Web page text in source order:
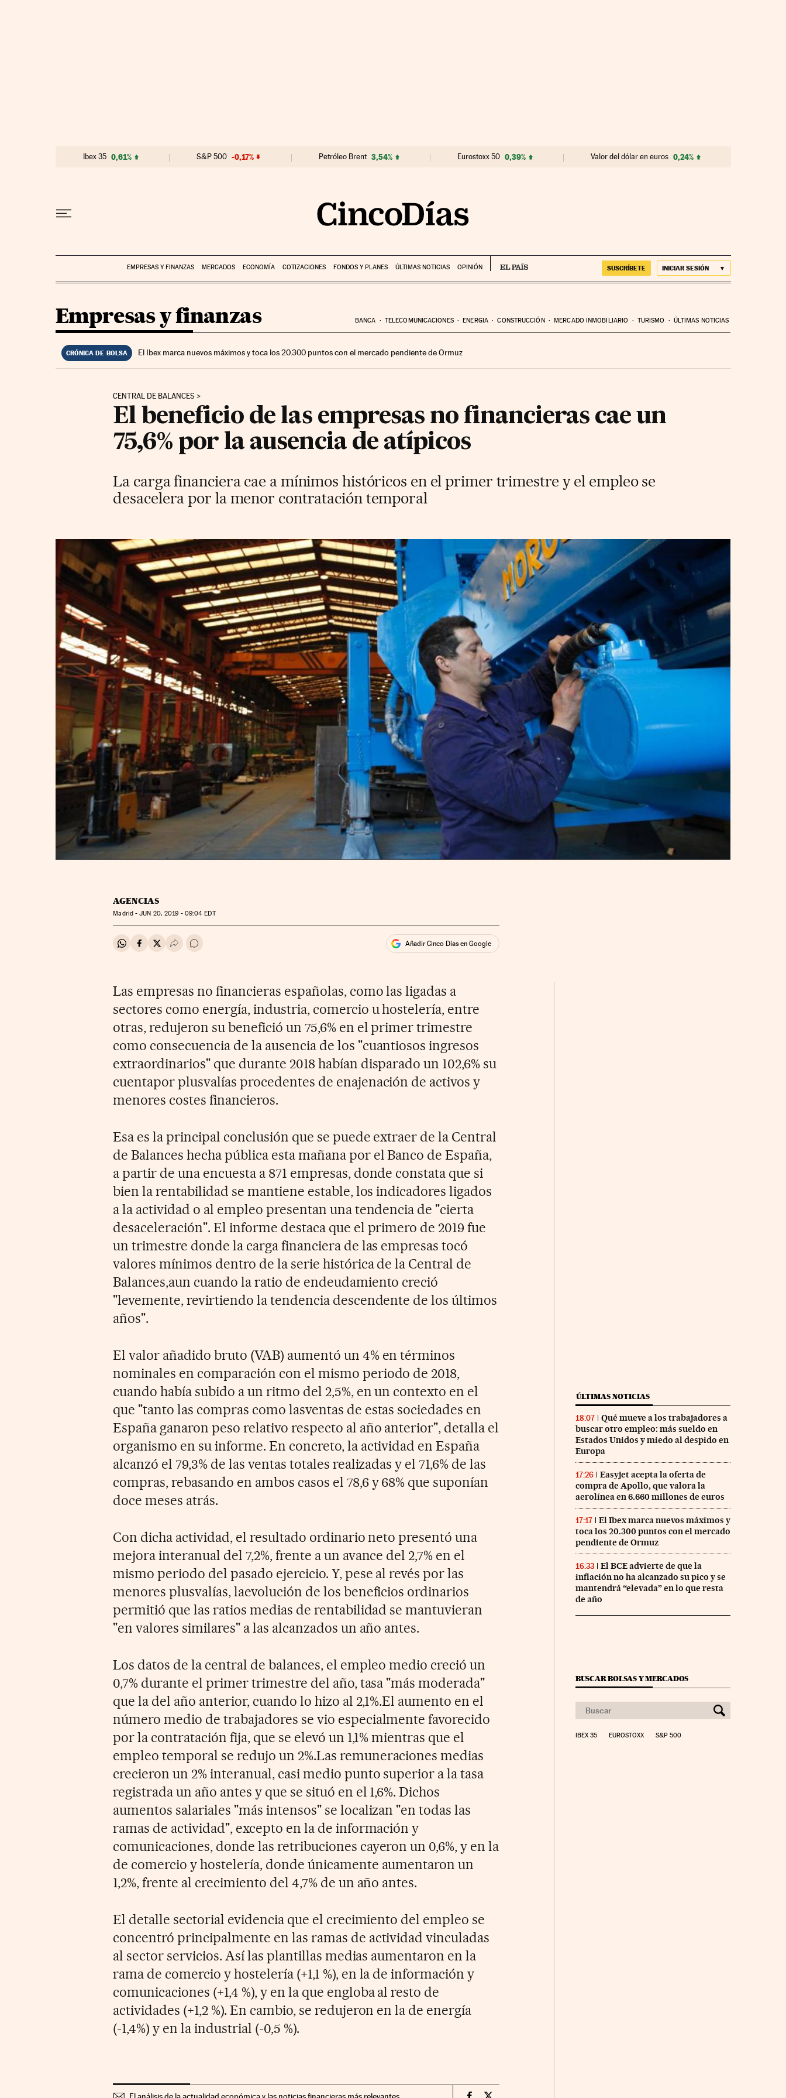
Ibex 35 0,61% S&P 500 -0,17% Petróleo Brent 3,54% Eurostoxx 50 0,39% Valor del dólar en euros 0,24%
EMPRESAS Y FINANZAS MERCADOS ECONOMÍA COTIZACIONES FONDOS Y PLANES ÚLTIMAS NOTICIAS OPINIÓN SUSCRÍBETE INICIAR SESIÓN
Empresas y finanzas BANCA TELECOMUNICACIONES ENERGIA CONSTRUCCIÓN MERCADO INMOBILIARIO TURISMO ÚLTIMAS NOTICIAS
CRÓNICA DE BOLSA El Ibex marca nuevos máximos y toca los 20.300 puntos con el mercado pendiente de Ormuz
CENTRAL DE BALANCES
El beneficio de las empresas no financieras cae un
75,6% por la ausencia de atípicos
La carga financiera cae a mínimos históricos en el primer trimestre y el empleo se
desacelera por la menor contratación temporal
AGENCIAS
Madrid -JUN 20, 2019 - 09:04 EDT
Compartir en Whatsapp
Compartir en Facebook
Compartir en Twitter
Desplegar Redes Sociales
Ir a los comentarios Añadir Cinco Días en Google
Las empresas no financieras españolas, como las ligadas a
sectores como energía, industria, comercio u hostelería, entre
otras, redujeron su benefició un 75,6% en el primer trimestre
como consecuencia de la ausencia de los "cuantiosos ingresos
extraordinarios" que durante 2018 habían disparado un 102,6% su
cuentapor plusvalías procedentes de enajenación de activos y
menores costes financieros.
Esa es la principal conclusión que se puede extraer de la Central
de Balances hecha pública esta mañana por el Banco de España,
a partir de una encuesta a 871 empresas, donde constata que si
bien la rentabilidad se mantiene estable, los indicadores ligados
a la actividad o al empleo presentan una tendencia de "cierta
desaceleración". El informe destaca que el primero de 2019 fue
un trimestre donde la carga financiera de las empresas tocó
valores mínimos dentro de la serie histórica de la Central de
Balances,aun cuando la ratio de endeudamiento creció
"levemente, revirtiendo la tendencia descendente de los últimos
años".
El valor añadido bruto (VAB) aumentó un 4% en términos
nominales en comparación con el mismo periodo de 2018,
cuando había subido a un ritmo del 2,5%, en un contexto en el
que "tanto las compras como lasventas de estas sociedades en
España ganaron peso relativo respecto al año anterior", detalla el
organismo en su informe. En concreto, la actividad en España
alcanzó el 79,3% de las ventas totales realizadas y el 71,6% de las
compras, rebasando en ambos casos el 78,6 y 68% que suponían
doce meses atrás.
Con dicha actividad, el resultado ordinario neto presentó una
mejora interanual del 7,2%, frente a un avance del 2,7% en el
mismo periodo del pasado ejercicio. Y, pese al revés por las
menores plusvalías, laevolución de los beneficios ordinarios
permitió que las ratios medias de rentabilidad se mantuvieran
"en valores similares" a las alcanzados un año antes.
Los datos de la central de balances, el empleo medio creció un
0,7% durante el primer trimestre del año, tasa "más moderada"
que la del año anterior, cuando lo hizo al 2,1%.El aumento en el
número medio de trabajadores se vio especialmente favorecido
por la contratación fija, que se elevó un 1,1% mientras que el
empleo temporal se redujo un 2%.Las remuneraciones medias
crecieron un 2% interanual, casi medio punto superior a la tasa
registrada un año antes y que se situó en el 1,6%. Dichos
aumentos salariales "más intensos" se localizan "en todas las
ramas de actividad", excepto en la de información y
comunicaciones, donde las retribuciones cayeron un 0,6%, y en la
de comercio y hostelería, donde únicamente aumentaron un
1,2%, frente al crecimiento del 4,7% de un año antes.
El detalle sectorial evidencia que el crecimiento del empleo se
concentró principalmente en las ramas de actividad vinculadas
al sector servicios. Así las plantillas medias aumentaron en la
rama de comercio y hostelería (+1,1 %), en la de información y
comunicaciones (+1,4 %), y en la que engloba al resto de
actividades (+1,2 %). En cambio, se redujeron en la de energía
(-1,4%) y en la industrial (-0,5 %).
ÚLTIMAS NOTICIAS
18:07
Qué mueve a los trabajadores a
buscar otro empleo: más sueldo en
Estados Unidos y miedo al despido en
Europa
17:26
Easyjet acepta la oferta de
compra de Apollo, que valora la
aerolínea en 6.660 millones de euros
17:17
El Ibex marca nuevos máximos y
toca los 20.300 puntos con el mercado
pendiente de Ormuz
16:33
El BCE advierte de que la
inflación no ha alcanzado su pico y se
mantendrá “elevada” en lo que resta
de año
BUSCAR BOLSAS Y MERCADOS
IBEX 35 EUROSTOXX S&P 500